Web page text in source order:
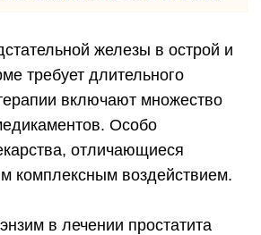
железы в острой и
требует длительного
включают множество
Особо
отличающиеся
комплексным воздействием.
в лечении простатита